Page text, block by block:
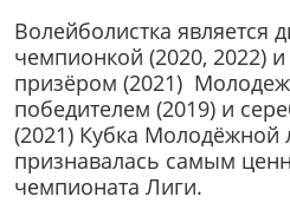
Волейболистка является
чемпионкой (2020, 2022)
призёром (2021)
победителем (2019) и
(2021) Кубка Молодёжной
признавалась самым
чемпионата Лиги.